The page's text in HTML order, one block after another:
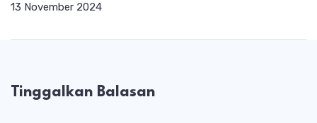
13 November 2024
Tinggalkan Balasan